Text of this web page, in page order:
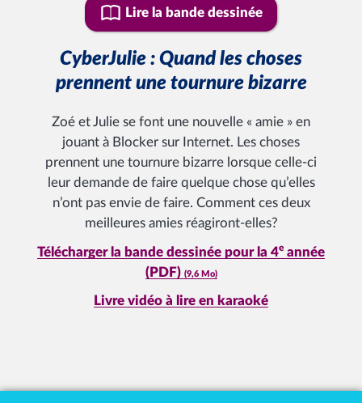
Lire la bande dessinée
CyberJulie : Quand les choses
prennent une tournure bizarre
Zoé et Julie se font une nouvelle « amie » en
jouant à Blocker sur Internet. Les choses
prennent une tournure bizarre lorsque celle-ci
leur demande de faire quelque chose qu’elles
n’ont pas envie de faire. Comment ces deux
meilleures amies réagiront-elles?
Télécharger la bande dessinée pour la 4eannée
(PDF) (9,6 Mo)
Livre vidéo à lire en karaoké